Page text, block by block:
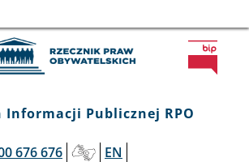
Publicznej RPO
676 676 EN